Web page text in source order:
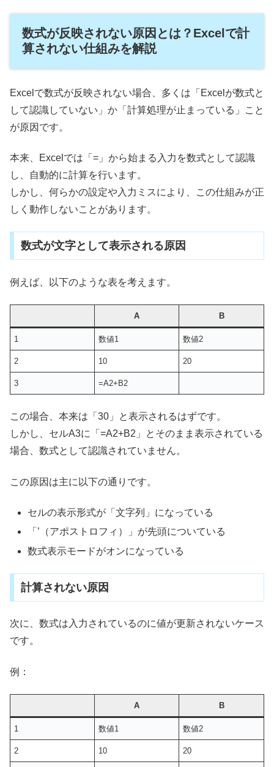
数式が反映されない原因とは？Excelで計
算されない仕組みを解説
Excelで数式が反映されない場合、多くは「Excelが数式と
して認識していない」か「計算処理が止まっている」こと
が原因です。
本来、Excelでは「=」から始まる入力を数式として認識
し、自動的に計算を行います。
しかし、何らかの設定や入力ミスにより、この仕組みが正
しく動作しないことがあります。
数式が文字として表示される原因
例えば、以下のような表を考えます。
A B
1 数値1 数値2
2 10 20
3 =A2+B2
この場合、本来は「30」と表示されるはずです。
しかし、セルA3に「=A2+B2」とそのまま表示されている
場合、数式として認識されていません。
この原因は主に以下の通りです。
セルの表示形式が「文字列」になっている
「’（アポストロフィ）」が先頭についている
数式表示モードがオンになっている
計算されない原因
次に、数式は入力されているのに値が更新されないケース
です。
例：
A B
1 数値1 数値2
2 10 20